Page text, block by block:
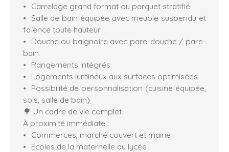
Carrelage grand format ou parquet stratifié
Salle de bain équipée avec meuble suspendu et
faïence toute hauteur
Douche ou baignoire avec pare-douche / pare-
bain
Rangements intégrés
Logements lumineux aux surfaces optimisées
Possibilité de personnalisation (cuisine équipée,
sols, salle de bain)
🌳 Un cadre de vie complet
À proximité immédiate :
Commerces, marché couvert et mairie
Écoles de la maternelle au lycée